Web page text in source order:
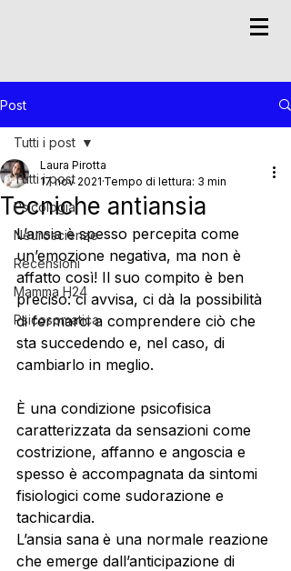
Post
Tutti i post
Psicologia
Neuroscienze
Recensioni
Mamma H24
Psicosomatica
Tutti i post
Tecniche antiansia
Laura Pirotta
17 nov 2021 Tempo di lettura: 3 min
L’ansia è spesso percepita come
un’emozione negativa, ma non è
affatto così! Il suo compito è ben
preciso: ci avvisa, ci dà la possibilità
di fermarci a comprendere ciò che
sta succedendo e, nel caso, di
cambiarlo in meglio.
È una condizione psicofisica
caratterizzata da sensazioni come
costrizione, affanno e angoscia e
spesso è accompagnata da sintomi
fisiologici come sudorazione e
tachicardia.
L’ansia sana è una normale reazione
che emerge dall’anticipazione di